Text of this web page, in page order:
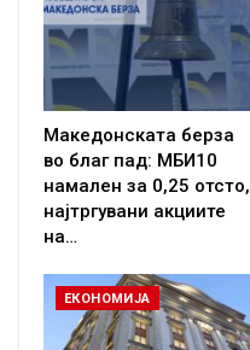
Македонската берза
во благ пад: МБИ10
намален за 0,25 отсто,
најтргувани акциите
на…
ЕКОНОМИЈА